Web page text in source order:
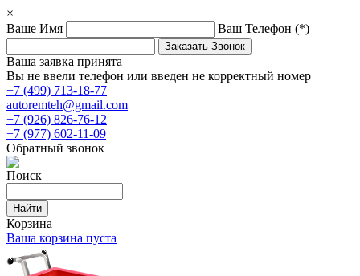
×
Ваше Имя
Ваш Телефон (*)
Ваша заявка принята
Вы не ввели телефон или введен не корректный номер
+7 (499) 713-18-77
autoremteh@gmail.com
+7 (926) 826-76-12
+7 (977) 602-11-09
Обратный звонок
Поиск
Корзина
Ваша корзина пуста